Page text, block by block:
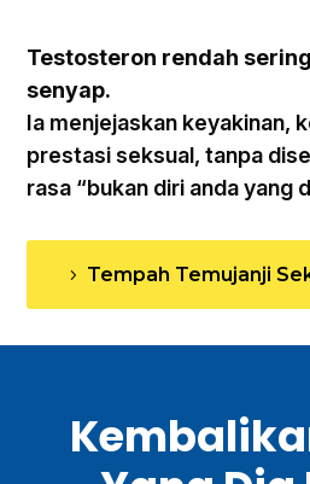
Testosteron rendah
senyap.
Ia menjejaskan keyakinan,
prestasi seksual, tanpa
rasa “bukan diri anda yang
Tempah Temujanji